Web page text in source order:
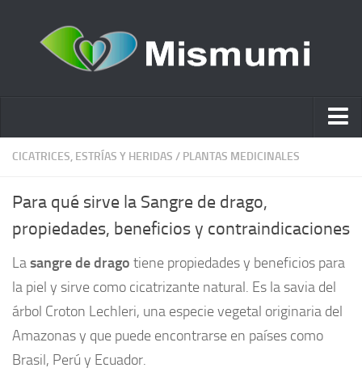
Ácido hialurónico
Estética y Belleza
Remedios Naturales
Nutrición
Otras Categorías
Acidos
Embarazo
CICATRICES, ESTRÍAS Y HERIDAS / PLANTAS MEDICINALES
Para qué sirve la Sangre de drago,
propiedades, beneficios y contraindicaciones
Lasangre de drago tiene propiedades y beneficios para
la piel y sirve como cicatrizante natural. Es la savia del
árbol Croton Lechleri, una especie vegetal originaria del
Amazonas y que puede encontrarse en países como
Brasil, Perú y Ecuador.